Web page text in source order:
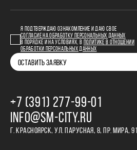
Я ПОДТВЕРЖДАЮ ОЗНАКОМЛЕНИЕ И ДАЮ СВОЕ
СОГЛАСИЕ НА ОБРАБОТКУ ПЕРСОНАЛЬНЫХ ДАННЫХ
В ПОРЯДКЕ И НА УСЛОВИЯХ, В
ПОЛИТИКЕ В ОТНОШЕНИИ
ОБРАБОТКИ ПЕРСОНАЛЬНЫХ ДАННЫХ
ОСТАВИТЬ ЗАЯВКУ
+7 (391) 277‒99‒01
INFO@SM-CITY.RU
Г. КРАСНОЯРСК, УЛ. ПАРУСНАЯ, 8, ПР. МИРА, 91